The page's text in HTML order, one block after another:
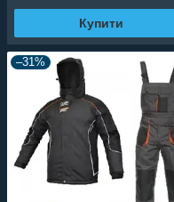
Купити
–31%